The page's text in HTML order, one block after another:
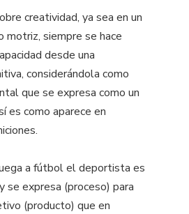
creatividad, ya sea en un
motriz, siempre se hace
desde una
considerándola como
que se expresa como un
es como aparece en
a fútbol el deportista es
se expresa (proceso) para
(producto) que en